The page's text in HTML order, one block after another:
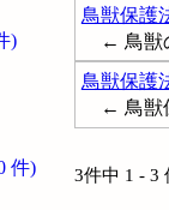
)
件)
鳥獣保護
← 鳥獣
鳥獣保護
← 鳥獣
3件中 1 -